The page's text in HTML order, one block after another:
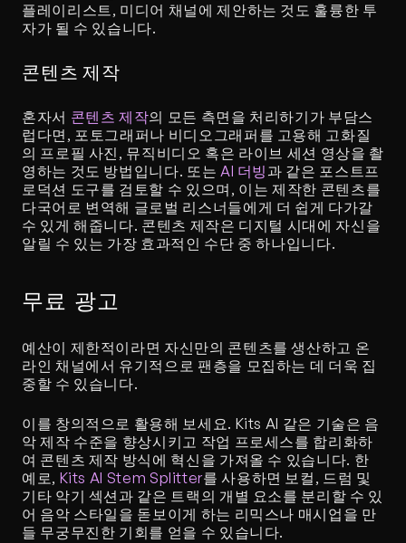
플레이리스트, 미디어 채널에 제안하는 것도 훌륭한 투
자가 될 수 있습니다.
콘텐츠 제작
혼자서 콘텐츠 제작의 모든 측면을 처리하기가 부담스
럽다면, 포토그래퍼나 비디오그래퍼를 고용해 고화질
의 프로필 사진, 뮤직비디오 혹은 라이브 세션 영상을 촬
영하는 것도 방법입니다. 또는 AI 더빙 과 같은 포스트프
로덕션 도구를 검토할 수 있으며, 이는 제작한 콘텐츠를
다국어로 변역해 글로벌 리스너들에게 더 쉽게 다가갈
수 있게 해줍니다. 콘텐츠 제작은 디지털 시대에 자신을
알릴 수 있는 가장 효과적인 수단 중 하나입니다.
무료 광고
예산이 제한적이라면 자신만의 콘텐츠를 생산하고 온
라인 채널에서 유기적으로 팬층을 모집하는 데 더욱 집
중할 수 있습니다.
이를 창의적으로 활용해 보세요. Kits AI 같은 기술은 음
악 제작 수준을 향상시키고 작업 프로세스를 합리화하
여 콘텐츠 제작 방식에 혁신을 가져올 수 있습니다. 한
예로, Kits AI Stem Splitter를 사용하면 보컬, 드럼 및
기타 악기 섹션과 같은 트랙의 개별 요소를 분리할 수 있
어 음악 스타일을 돋보이게 하는 리믹스나 매시업을 만
들 무궁무진한 기회를 얻을 수 있습니다.